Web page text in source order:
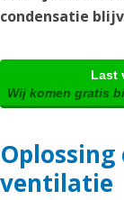
condensatie
Last
Wij komen gratis
ventilatie